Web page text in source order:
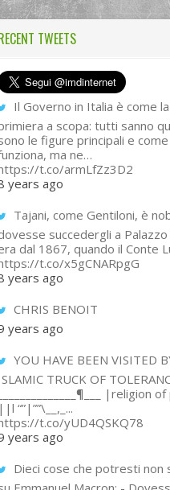
TWEETS
Il Governo in Italia è come la
a scopa: tutti sanno
le figure principali e come
ma ne…
t.co/armLfZz3D2
years ago
Tajani, come Gentiloni, è
succedergli a Palazzo
dal 1867, quando il Conte
t.co/x5gCNARpgG
years ago
CHRIS BENOIT
years ago
YOU HAVE BEEN VISITED
TRUCK OF
______________¶___ |religion
||l “”|””\__,_...
t.co/yUD4QSKQ78
years ago
Dieci cose che potresti non